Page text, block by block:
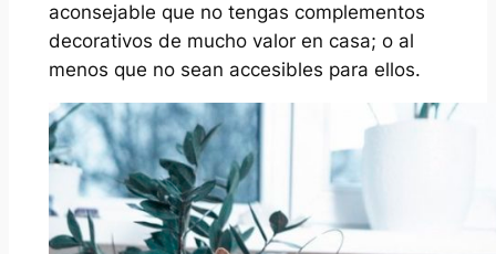
aconsejable que no tengas complementos
decorativos de mucho valor en casa; o al
menos que no sean accesibles para ellos.